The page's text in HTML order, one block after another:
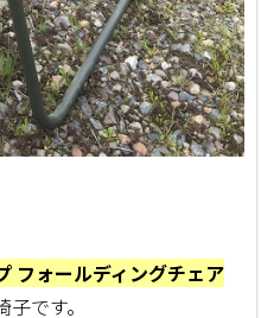
フォールディングチェア
子です。